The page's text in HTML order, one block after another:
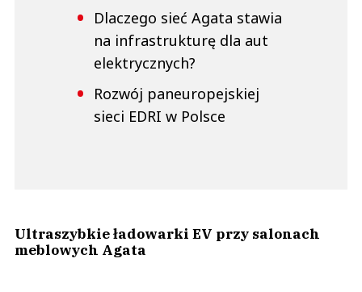
Dlaczego sieć Agata stawia
na infrastrukturę dla aut
elektrycznych?
Rozwój paneuropejskiej
sieci EDRI w Polsce
Ultraszybkie ładowarki EV przy salonach
meblowych Agata